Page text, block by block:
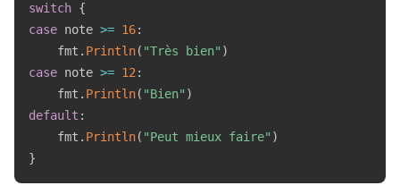
switch {
case note >= 16:
    fmt
. Println( "Très bien" )
case note >= 12 :
    fmt
. Println( "Bien" )
default :
    fmt
. Println( "Peut mieux faire" )
}